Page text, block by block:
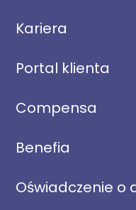
Kariera
Portal klienta
Compensa
Benefia
Oświadczenie o